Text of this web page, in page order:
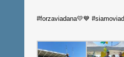
#forzaviadana💛💙